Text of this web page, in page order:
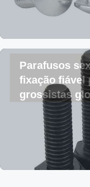
Parafusos
fixação fiável
grossistas